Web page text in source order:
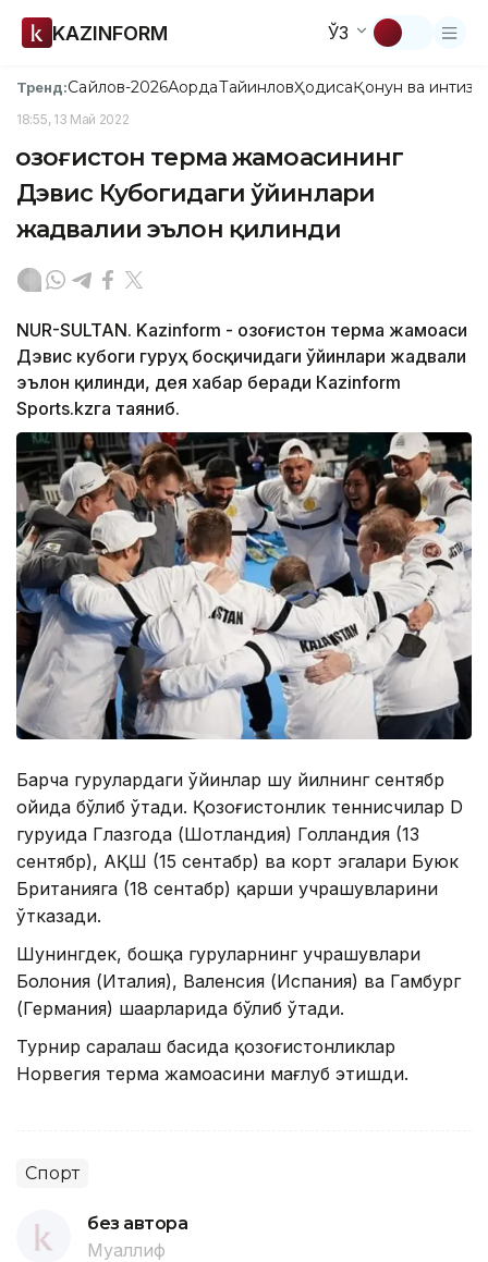
KAZINFORM ЎЗ
Тренд:Сайлов-2026АқордаТайинловҲодисаҚонун ва
18:55, 13 Май 2022
Қозоғистон терма жамоасининг
Дэвис Кубогидаги ўйинлари
жадвалии эълон қилинди
NUR-SULTAN. Kazinform - Қозоғистон терма жамоаси
Дэвис кубоги гуруҳ босқичидаги ўйинлари жадвали
эълон қилинди, дея хабар беради Кazinform
Sports.kzга таяниб.
Барча гуруҳлардаги ўйинлар шу йилнинг сентябр
ойида бўлиб ўтади. Қозоғистонлик теннисчилар D
гуруҳида Глазгода (Шотландия) Голландия (13
сентябр), АҚШ (15 сентабр) ва корт эгалари Буюк
Британияга (18 сентабр) қарши учрашувларини
ўтказади.
Шунингдек, бошқа гуруҳларнинг учрашувлари
Болония (Италия), Валенсия (Испания) ва Гамбург
(Германия) шаҳарларида бўлиб ўтади.
Турнир саралаш баҳсида қозоғистонликлар
Норвегия терма жамоасини мағлуб этишди.
Спорт
без автора
Муаллиф